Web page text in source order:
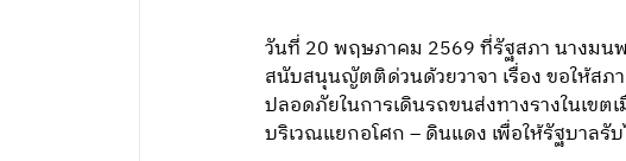
วันที่ 20 พฤษภาคม 2569 ที่รัฐสภา นางม
สนับสนุนญัตติด่วนด้วยวาจา เรื่อง ขอให้ส
ปลอดภัยในการเดินรถขนส่งทางรางในเข
บริเวณแยกอโศก – ดินแดง เพื่อให้รัฐบาลรับ